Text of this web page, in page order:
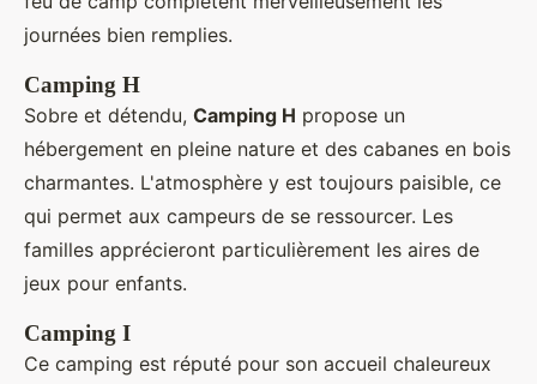
journées bien remplies.
Camping H
Sobre et détendu, Camping H propose un
hébergement en pleine nature et des cabanes en bois
charmantes. L'atmosphère y est toujours paisible, ce
qui permet aux campeurs de se ressourcer. Les
familles apprécieront particulièrement les aires de
jeux pour enfants.
Camping I
Ce camping est réputé pour son accueil chaleureux